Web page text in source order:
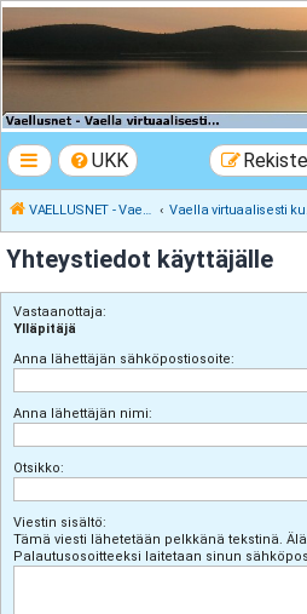
VAELLUSNET -
Vaellusturinat II
UKK
VAELLUSNET - Vaellusturinat II
Yhteystiedot käyttäjälle
Vastaanottaja:
Ylläpitäjä
Anna lähettäjän sähköpostiosoite:
Anna lähettäjän nimi:
Otsikko:
Viestin sisältö:
Tämä viesti lähetetään pelkkänä tekstinä.
Palautusosoitteeksi laitetaan sinun